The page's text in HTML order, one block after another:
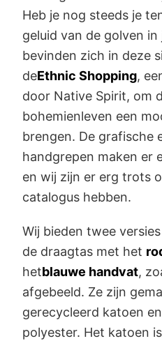
Heb je nog steeds je
geluid van de golven in
bevinden zich in deze
deEthnic Shopping,
door Native Spirit, om
bohemienleven een
brengen. De grafische
handgrepen maken er
en wij zijn er erg trots
catalogus hebben.
Wij bieden twee
de draagtas met het
hetblauwe handvat,
afgebeeld. Ze zijn
gerecycleerd katoen
polyester. Het katoen